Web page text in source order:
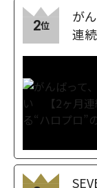
2位
が
連